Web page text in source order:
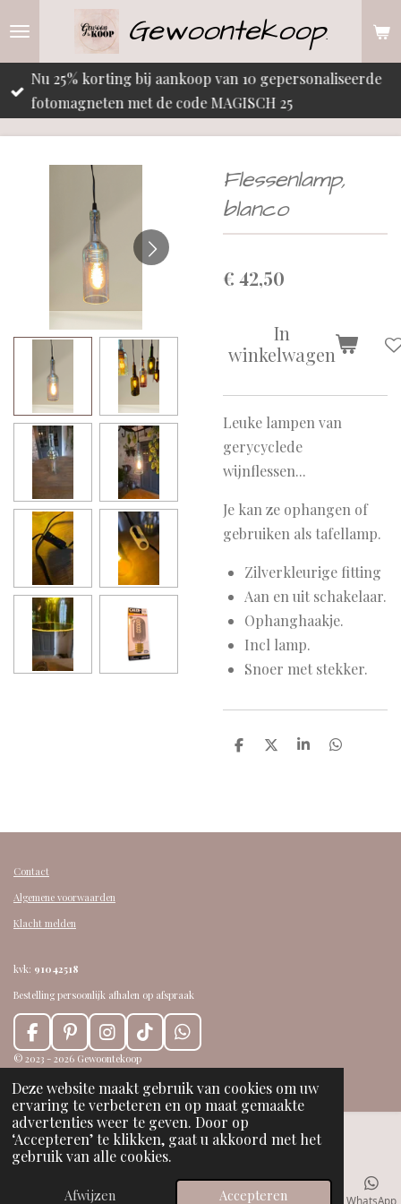
Deze website maakt gebruik van cookies om uw
ervaring te verbeteren en op maat gemaakte
advertenties weer te geven. Door op
‘Accepteren’ te klikken, gaat u akkoord met het
gebruik van alle cookies.
Afwijzen Accepteren
de
hoofdinhoud
Gewoontekoop.
Nu 25% korting bij aankoop van 10 gepersonaliseerde
fotomagneten met de code MAGISCH 25
Flessenlamp,
blanco
€ 42,50
In
winkelwagen
Leuke lampen van
gerycyclede
wijnflessen...
Je kan ze ophangen of
gebruiken als tafellamp.
Zilverkleurige fitting
Aan en uit schakelaar.
Ophanghaakje.
Incl lamp.
Snoer met stekker.
D
D
S
D
Contact
Algemene voorwaarden
Klacht melden
kvk: 91042518
Bestelling persoonlijk afhalen op afspraak
F
a
c
e
b
o
o
k
P
i
n
t
e
r
e
s
I
n
s
t
a
g
r
a
T
i
k
T
o
k
W
h
a
t
s
A
p
© 2023 - 2026 Gewoontekoop
E-mailadres Telefoonnummer Kaart Facebook WhatsApp